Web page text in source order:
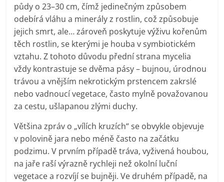
půdy o 23–30 cm, čímž jedinečným způsobem
odebírá vláhu a minerály z rostlin, což způsobuje
jejich smrt, ale… zároveň poskytuje výživu kořenům
těch rostlin, se kterými je houba v symbiotickém
vztahu. Z tohoto důvodu přední strana mycelia
vždy kontrastuje se dvěma pásy – bujnou, úrodnou
trávou a vnějším nekrotickým prstencem zakrslé
nebo vadnoucí vegetace, často mylně považovanou
za cestu, ušlapanou zlými duchy.
Většina zpráv o „vílích kruzích“ se obvykle objevuje
v polovině jara nebo méně často na začátku
podzimu. V prvním případě tráva, vyživená houbou,
na jaře raší výrazně rychleji než okolní luční
vegetace a rozvíjí se bujněji. Ve druhém případě, na